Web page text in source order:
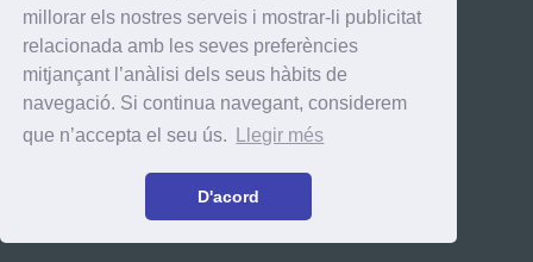
millorar els nostres serveis i mostrar-li publicitat
relacionada amb les seves preferències
mitjançant l’anàlisi dels seus hàbits de
navegació. Si continua navegant, considerem
que n’accepta el seu ús.
Llegir més
D'acord